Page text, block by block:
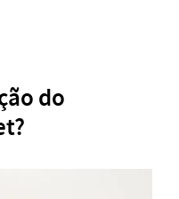
do